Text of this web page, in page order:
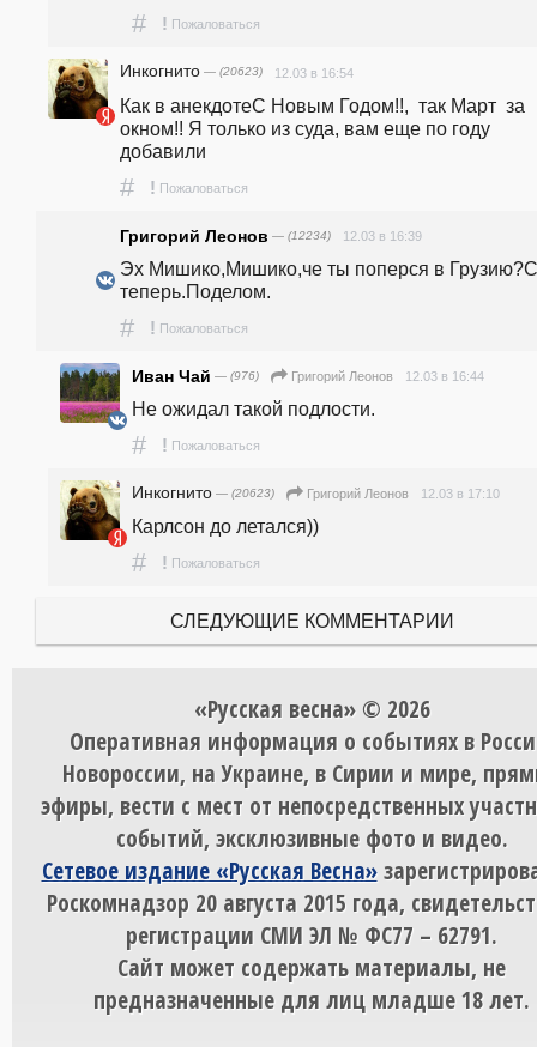
# ! Пожаловаться
Инкогнито — (20623) 12.03 в 16:54
Как в анекдотеС Новым Годом!!,  так Март  за
окном!! Я только из суда, вам еще по году
добавили
# ! Пожаловаться
Григорий Леонов — (12234) 12.03 в 16:39
Эх Мишико,Мишико,че ты поперся в
теперь.Поделом.
# ! Пожаловаться
Иван Чай — (976) Григорий Леонов 12.03 в 16:44
Не ожидал такой подлости.
# ! Пожаловаться
Инкогнито — (20623) Григорий Леонов 12.03 в 17:10
Карлсон до летался))
# ! Пожаловаться
СЛЕДУЮЩИЕ КОММЕНТАРИИ
«Русская весна» © 2026
Оперативная информация о событиях в
Новороссии, на Украине, в Сирии и мире,
эфиры, вести с мест от непосредственных
событий, эксклюзивные фото и видео.
Сетевое издание «Русская Весна»
Роскомнадзор 20 августа 2015 года,
регистрации СМИ ЭЛ № ФС77 – 62791.
Сайт может содержать материалы, не
предназначенные для лиц младше 18 лет.